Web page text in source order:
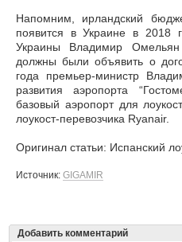
Напомним, ирландский
появится в Украине в 2018
Украины Владимир
должны были объявить о
года премьер-министр
развития аэропорта
базовый аэропорт для
лоукост-перевозчика Ryanair.
Оригинал статьи: Испанский
Источник: GIGAMIR
Добавить комментарий